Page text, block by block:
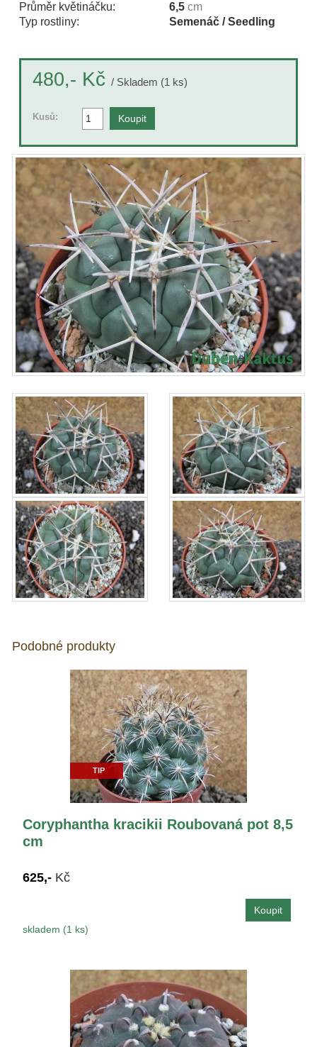
Průměr květináčku:
6,5 cm
Typ rostliny:
Semenáč / Seedling
480,- Kč / Skladem (1 ks)
Kusů:
Podobné produkty
TIP
Coryphantha kracikii Roubovaná pot 8,5
cm
625,- Kč
skladem (1 ks)